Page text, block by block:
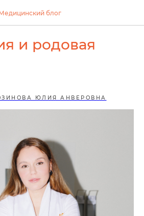
блог
и родовая
ЮЛИЯ АНВЕРОВНА